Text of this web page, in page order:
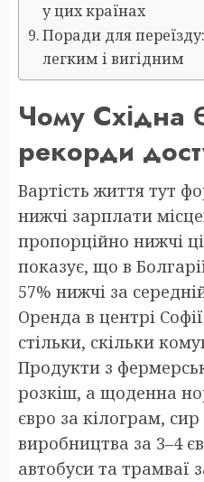
у цих країнах
Поради для
легким і вигідним
Чому Східна
рекорди
Вартість життя тут
нижчі зарплати
пропорційно нижчі
показує, що в
57% нижчі за
Оренда в центрі
стільки, скільки
Продукти з
розкіш, а щоденна
євро за кілограм,
виробництва за 3–4
автобуси та трамваї